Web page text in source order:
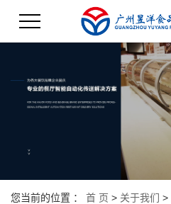
您当前的位置 ： 首 页 > 关于我们 >